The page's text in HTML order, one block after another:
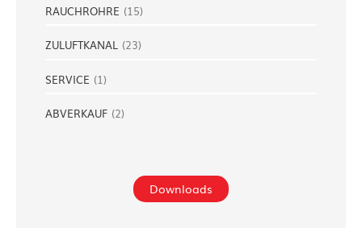
RAUCHROHRE (15)
ZULUFTKANAL (23)
SERVICE (1)
ABVERKAUF (2)
Downloads